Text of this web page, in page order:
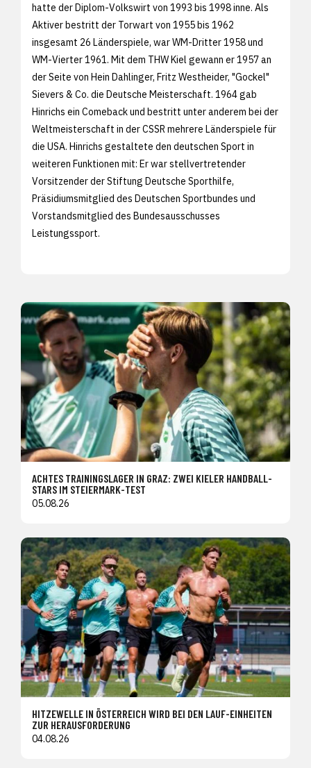
hatte der Diplom-Volkswirt von 1993 bis 1998 inne. Als
Aktiver bestritt der Torwart von 1955 bis 1962
insgesamt 26 Länderspiele, war WM-Dritter 1958 und
WM-Vierter 1961. Mit dem THW Kiel gewann er 1957 an
der Seite von Hein Dahlinger, Fritz Westheider, "Gockel"
Sievers & Co. die Deutsche Meisterschaft. 1964 gab
Hinrichs ein Comeback und bestritt unter anderem bei der
Weltmeisterschaft in der CSSR mehrere Länderspiele für
die USA. Hinrichs gestaltete den deutschen Sport in
weiteren Funktionen mit: Er war stellvertretender
Vorsitzender der Stiftung Deutsche Sporthilfe,
Präsidiumsmitglied des Deutschen Sportbundes und
Vorstandsmitglied des Bundesausschusses
Leistungssport.
ACHTES TRAININGSLAGER IN GRAZ: ZWEI KIELER HANDBALL-
STARS IM STEIERMARK-TEST
05.08.26
HITZEWELLE IN ÖSTERREICH WIRD BEI DEN LAUF-EINHEITEN
ZUR HERAUSFORDERUNG
04.08.26